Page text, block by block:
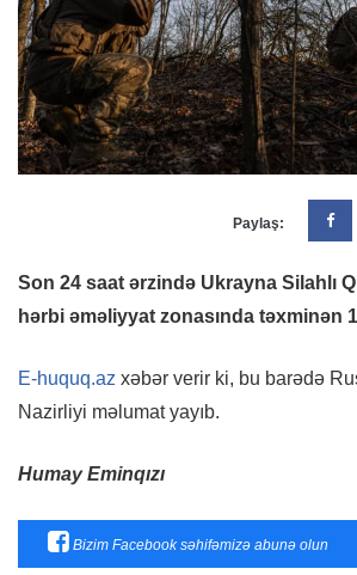
Paylaş:
Son 24 saat ərzində Ukrayna Silahlı
hərbi əməliyyat zonasında təxminən
E-huquq.az xəbər verir ki, bu barədə
Nazirliyi məlumat yayıb.
Humay Eminqızı
Bizim Facebook səhifəmizə abunə olun